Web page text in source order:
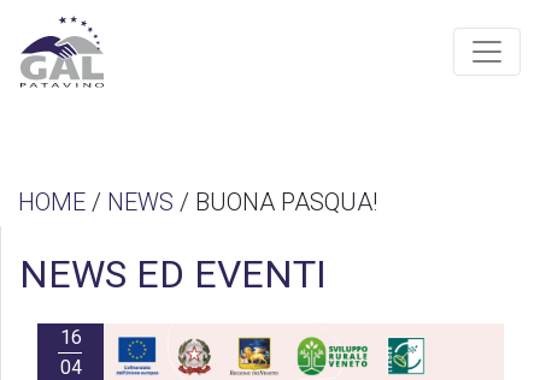
HOME / NEWS / BUONA PASQUA!
NEWS ED EVENTI
16
04